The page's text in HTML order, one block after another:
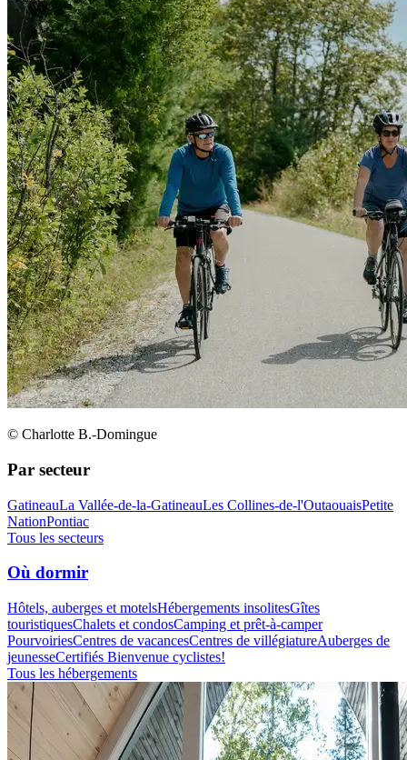
© Charlotte B.-Domingue
Par secteur
GatineauLa Vallée-de-la-GatineauLes Collines-de-l'OutaouaisPetite
NationPontiac
Tous les secteurs
Où dormir
Hôtels, auberges et motelsHébergements insolitesGîtes
touristiquesChalets et condosCamping et prêt-à-camper
PourvoiriesCentres de vacancesCentres de villégiatureAuberges de
jeunesseCertifiés Bienvenue cyclistes!
Tous les hébergements